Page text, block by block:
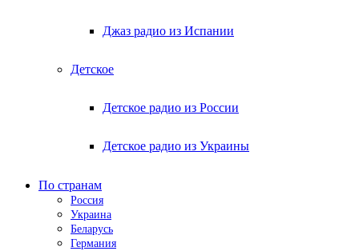
Джаз радио из Испании
Детское
Детское радио из России
Детское радио из Украины
По странам
Россия
Украина
Беларусь
Германия